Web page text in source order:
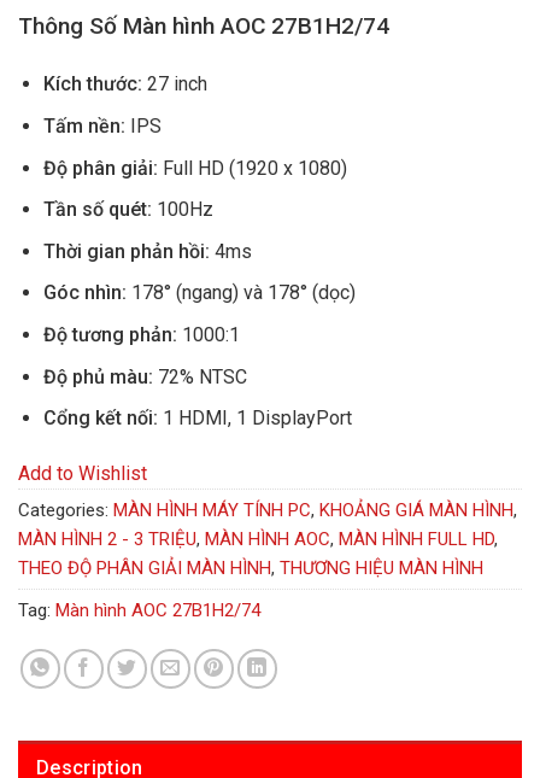
customer
Thông Số Màn hình AOC 27B1H2/74
Kích thước: 27 inch
Tấm nền: IPS
Độ phân giải: Full HD (1920 x 1080)
Tần số quét: 100Hz
Thời gian phản hồi: 4ms
Góc nhìn: 178° (ngang) và 178° (dọc)
Độ tương phản: 1000:1
Độ phủ màu: 72% NTSC
Cổng kết nối: 1 HDMI, 1 DisplayPort
Add to Wishlist
Categories: MÀN HÌNH MÁY TÍNH PC, KHOẢNG GIÁ MÀN HÌNH,
MÀN HÌNH 2 - 3 TRIỆU, MÀN HÌNH AOC, MÀN HÌNH FULL HD,
THEO ĐỘ PHÂN GIẢI MÀN HÌNH, THƯƠNG HIỆU MÀN HÌNH
Tag: Màn hình AOC 27B1H2/74
Description